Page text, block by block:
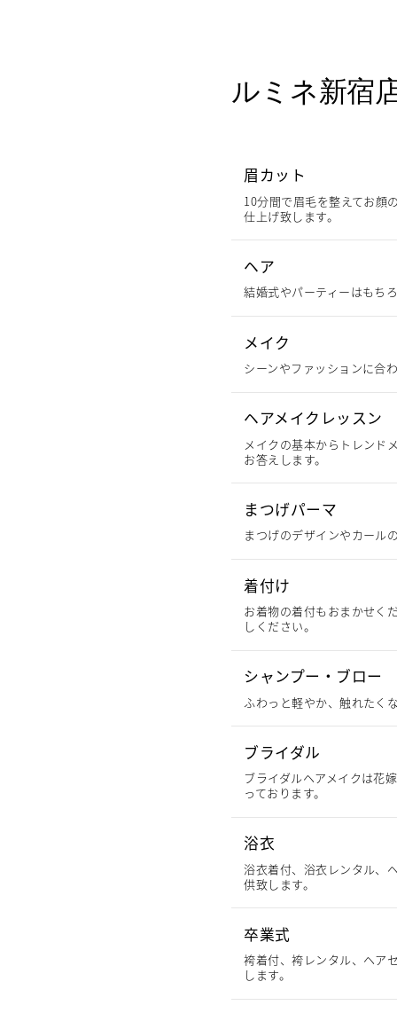
ルミネ新宿
眉カット
10分間で眉毛を整えてお顔
仕上げ致します。
ヘア
結婚式やパーティーはもち
メイク
シーンやファッションに合
ヘアメイクレッスン
メイクの基本からトレンド
お答えします。
まつげパーマ
まつげのデザインやカール
着付け
お着物の着付もおまかせく
しください。
シャンプー・ブロー
ふわっと軽やか、触れたく
ブライダル
ブライダルヘアメイクは花
っております。
浴衣
浴衣着付、浴衣レンタル、
供致します。
卒業式
袴着付、袴レンタル、ヘア
します。